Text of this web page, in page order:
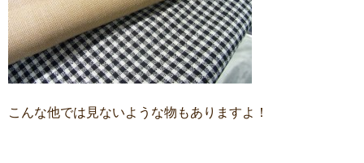
こんな他では見ないような物もありますよ！